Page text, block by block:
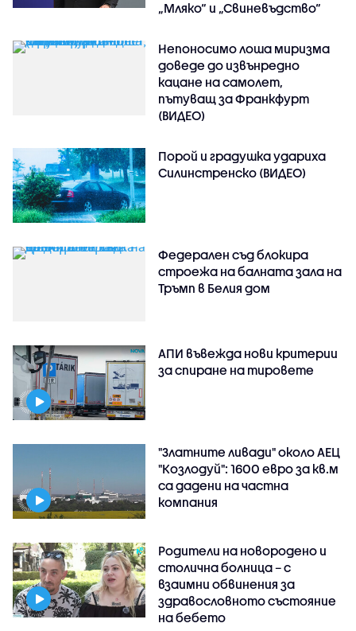
„Мляко“ и „Свиневъдство“
Непоносимо лоша миризма
доведе до извънредно
кацане на самолет,
пътуващ за Франкфурт
(ВИДЕО)
Порой и градушка удариха
Силинстренско (ВИДЕО)
Федерален съд блокира
строежа на балната зала на
Тръмп в Белия дом
АПИ въвежда нови критерии
за спиране на тировете
"Златните ливади" около АЕЦ
"Козлодуй": 1600 евро за кв.м
са дадени на частна
компания
Родители на новородено и
столична болница – с
взаимни обвинения за
здравословното състояние
на бебето